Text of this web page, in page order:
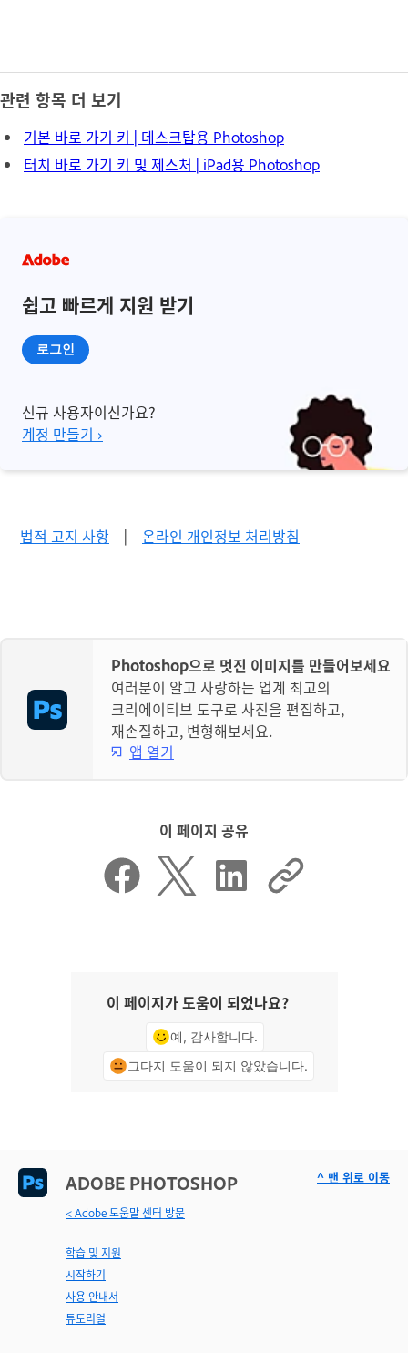
관련 항목 더 보기
기본 바로 가기 키 | 데스크탑용 Photoshop
터치 바로 가기 키 및 제스처 | iPad용 Photoshop
쉽고 빠르게 지원 받기
로그인
신규 사용자이신가요?
계정 만들기 ›
법적 고지 사항 | 온라인 개인정보 처리방침
Photoshop으로 멋진 이미지를 만들어보세요
여러분이 알고 사랑하는 업계 최고의
크리에이티브 도구로 사진을 편집하고,
재손질하고, 변형해보세요.
앱 열기
이 페이지 공유
이 페이지가 도움이 되었나요?
예, 감사합니다.
그다지 도움이 되지 않았습니다.
ADOBE PHOTOSHOP
< Adobe 도움말 센터 방문
학습 및 지원
시작하기
사용 안내서
튜토리얼
^ 맨 위로 이동